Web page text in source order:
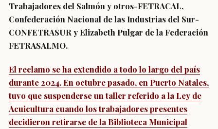
Trabajadores del Salmón y otros-FETRACAL,
Confederación Nacional de las Industrias del Sur-
CONFETRASUR y Elizabeth Pulgar de la Federación
FETRASALMO.
El reclamo se ha extendido a todo lo largo del país
durante 2024. En octubre pasado, en Puerto Natales,
tuvo que suspenderse un taller referido a la Ley de
Acuicultura cuando los trabajadores presentes
decidieron retirarse de la Biblioteca Municipal